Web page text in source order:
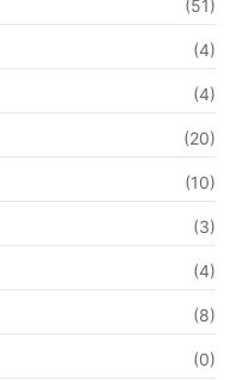
(51)
(4)
(4)
(20)
(10)
(3)
(4)
(8)
(0)